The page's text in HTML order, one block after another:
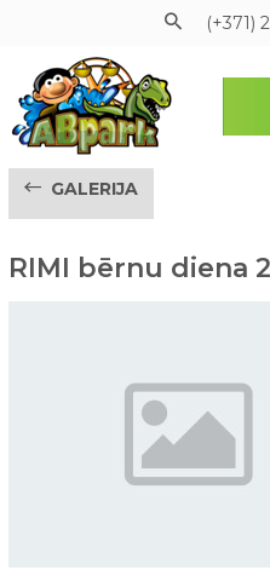
Pāriet uz galveno saturu
(+371)
GALERIJA
RIMI bērnu diena